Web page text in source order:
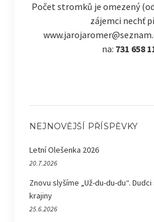
Počet stromků je omezený
zájemci nechť
na: 731 658
NEJNOVĚJŠÍ PŘÍSPĚVKY
Letní Olešenka 2026
20.7.2026
Znovu slyšíme „Už-du-du-du“.
krajiny
25.6.2026